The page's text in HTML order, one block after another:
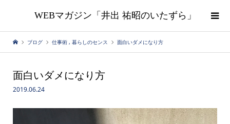
WEBマガジン「井出 祐昭のいたずら」
ブログ 仕事術 , 暮らしのセンス 面白いダメになり方
面白いダメになり方
2019.06.24